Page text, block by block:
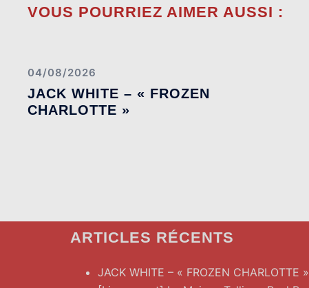
VOUS POURRIEZ AIMER AUSSI :
04/08/2026
JACK WHITE – « FROZEN
CHARLOTTE »
ARTICLES RÉCENTS
JACK WHITE – « FROZEN CHARLOTTE »